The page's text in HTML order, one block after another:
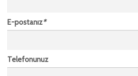
E-postanız*
Telefonunuz